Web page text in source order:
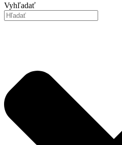
Vyhľadať